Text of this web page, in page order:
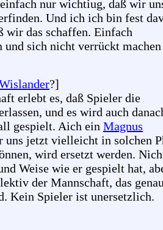
nur wichtiug, daß wir
Und ich ich bin fest
wir das schaffen. Einfach
und sich nicht verrückt machen
?]
erlebt es, daß Spieler die
und es wird auch
gespielt. Aich ein Magnus
uns jetzt vielleicht in solchen
wird ersetzt werden.
Weise wie er gespielt hat,
der Mannschaft, das
Kein Spieler ist unersetzlich.